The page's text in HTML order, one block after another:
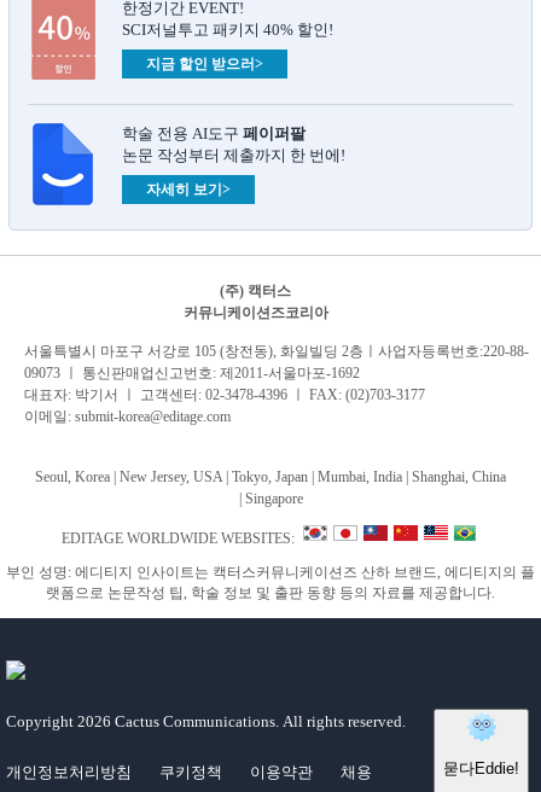
한정기간 EVENT!
SCI저널투고 패키지 40% 할인!
지금 할인 받으러>
학술 전용 AI도구 페이퍼팔
논문 작성부터 제출까지 한 번에!
자세히 보기>
(주) 캑터스
커뮤니케이션즈코리아
서 울특별시 마포구 서강로 105 (창전동), 화일빌딩 2층 ㅣ사업자등록번호:220-88-
09073 ㅣ 통신판매업신고번호: 제2011-서울마포-1692
대표자: 박기서 ㅣ 고객센터: 02-3478-4396 ㅣ FAX: (02)703-3177
이메일: submit-korea@editage.com
Seoul, Korea | New Jersey, USA | Tokyo, Japan | Mumbai, India | Shanghai, China
|Singapore
EDITAGE WORLDWIDE WEBSITES:
부인 성명: 에디티지 인사이트는 캑터스커뮤니케이션즈 산하 브랜드, 에디티지의 플
랫폼으로 논문작성 팁, 학술 정보 및 출판 동향 등의 자료를 제공합니다.
Copyright 2026 Cactus Communications. All rights reserved.
개인정보처리방침 쿠키정책 이용약관 채용